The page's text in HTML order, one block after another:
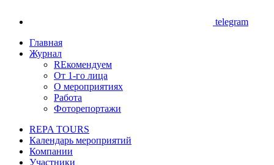
telegram
Главная
Журнал
REкомендуем
От 1-го лица
О мероприятиях
Работа
Фоторепортажи
REPA TOURS
Календарь мероприятий
Компании
Участники